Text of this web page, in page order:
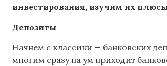
инвестирования, изучим их
Депозиты
Начнем с классики — банковских
многим сразу на ум приходит